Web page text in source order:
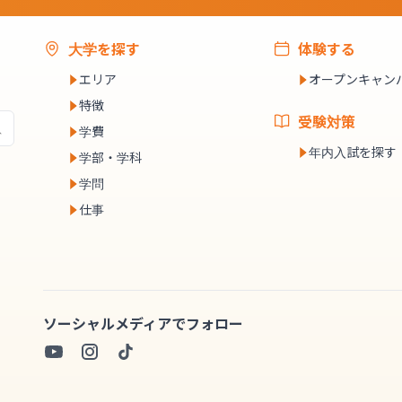
大学を探す
エリア
特徴
学費
学部・学科
学問
仕事
体験する
オープンキャン
受験対策
年内入試を探す
ソーシャルメディアでフォロー